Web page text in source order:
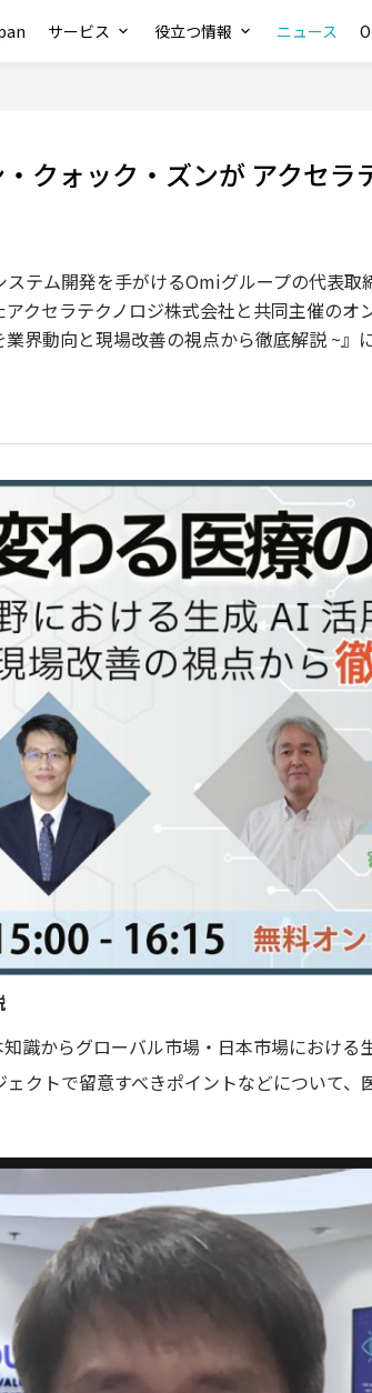
サービス 役立つ情報 ニュース
クォック・ズンが アクセ
テム開発を手がけるOmiグループの代表取
クセラテクノロジ株式会社と共同主催のオ
界動向と現場改善の視点から徹底解説 ~』
識からグローバル市場・日本市場における
クトで留意すべきポイントなどについて、